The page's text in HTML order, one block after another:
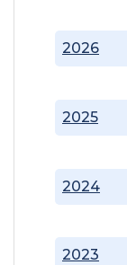
2023
2024
2025
2026